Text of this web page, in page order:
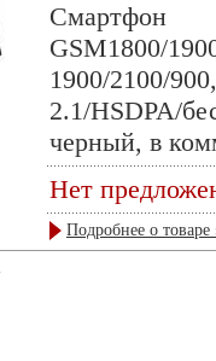
GSM1800/
1900/2100/
2.1/HSDPA/
черный, в
Нет
Подробнее о товаре